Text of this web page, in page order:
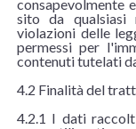
consapevolmente
sito da qualsiasi
violazioni delle
permessi per
contenuti tutelati
4.2 Finalità del
4.2.1 I dati